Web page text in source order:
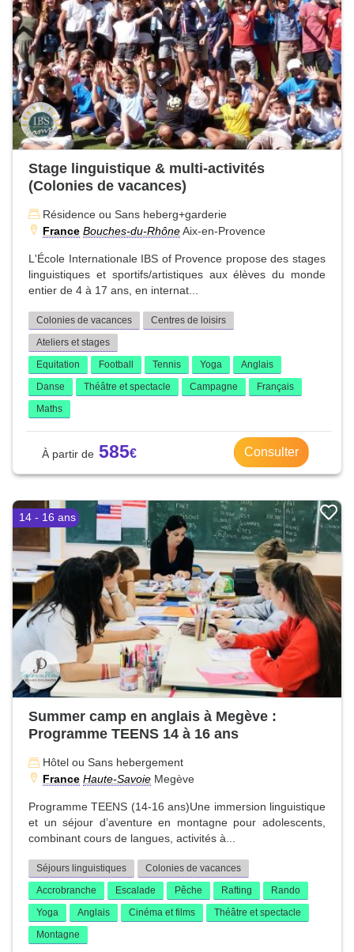
Stage linguistique & multi-activités
(Colonies de vacances)
Résidence ou Sans heberg+garderie
France Bouches-du-RhôneAix-en-Provence
L'École Internationale IBS of Provence propose des stages
linguistiques et sportifs/artistiques aux élèves du monde
entier de 4 à 17 ans, en internat...
Colonies de vacances
Centres de loisirs
Ateliers et stages
Equitation
Football Tennis Yoga
Anglais
Danse
Théâtre et spectacle Campagne
Français
Maths
585 Consulter
14 - 16 ans
Summer camp en anglais à Megève :
Programme TEENS 14 à 16 ans
Hôtel ou Sans hebergement
France Haute-Savoie Megève
Programme TEENS (14-16 ans)Une immersion linguistique
et un séjour d’aventure en montagne pour adolescents,
combinant cours de langues, activités à...
Séjours linguistiques
Colonies de vacances
Accrobranche
Escalade Pêche Rafting
Rando
Yoga
Anglais Cinéma et films
Théâtre et spectacle
Montagne